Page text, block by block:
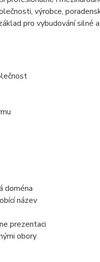
výrobce,
pro vybudování silné
doména
název
prezentaci
obory